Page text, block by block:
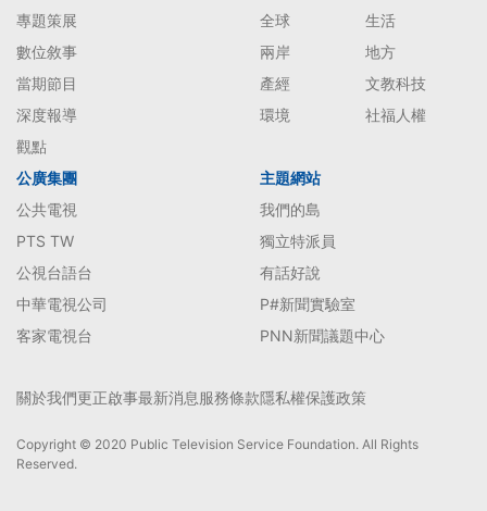
專題策展
數位敘事
當期節目
深度報導
觀點
全球
生活
兩岸
地方
產經
文教科技
環境
社福人權
公廣集團
公共電視
PTS TW
公視台語台
中華電視公司
客家電視台
主題網站
我們的島
獨立特派員
有話好說
P#新聞實驗室
PNN新聞議題中心
關於我們更正啟事最新消息服務條款隱私權保護政策
Copyright © 2020 Public Television Service Foundation. All Rights
Reserved.